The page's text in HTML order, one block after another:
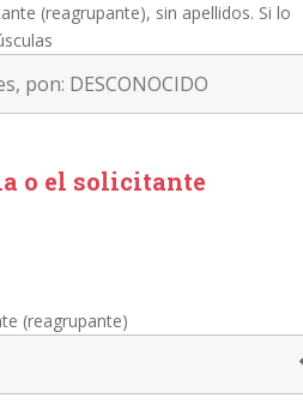
(reagrupante), sin apellidos. Si lo
o el solicitante
(reagrupante)